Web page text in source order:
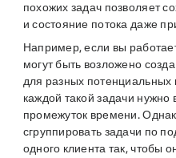
похожих задач позволяет
и состояние потока даже
Например, если вы
могут быть возложено
для разных потенциальных
каждой такой задачи
промежуток времени.
сгруппировать задачи по
одного клиента так, чтобы